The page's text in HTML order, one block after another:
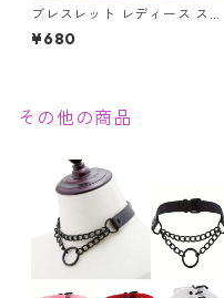
ブレスレット レディース スク
リュー チェーン シルバー ブレ
ス 925 スクリュー アクセサリ
¥680
その他の商品